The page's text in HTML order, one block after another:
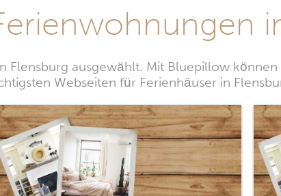
Flensburg ausgewählt. Mit Bluepillow
Webseiten für Ferienhäuser in